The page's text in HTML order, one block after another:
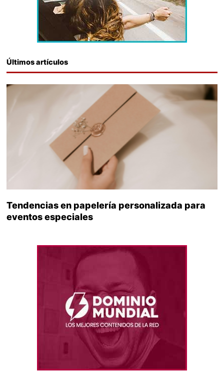
Últimos artículos
Tendencias en papelería personalizada para
eventos especiales